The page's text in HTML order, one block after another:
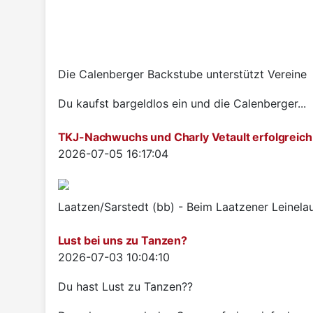
Die Calenberger Backstube unterstützt Vereine
Du kaufst bargeldlos ein und die Calenberger...
TKJ-Nachwuchs und Charly Vetault
Details
2026-07-05 16:17:04
Laatzen/Sarstedt (bb) - Beim Laatzener
Lust bei uns zu Tanzen?
Details
2026-07-03 10:04:10
Du hast Lust zu Tanzen??